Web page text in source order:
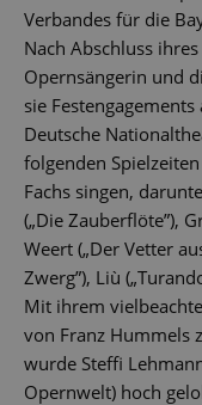
Verbandes für die
Nach Abschluss
Opernsängerin und
sie
Deutsche
folgenden
Fachs singen,
(„Die Zauberflöte”),
Weert („Der Vetter
Zwerg”), Liù
Mit ihrem
von Franz Hummels
wurde Steffi
Opernwelt) hoch